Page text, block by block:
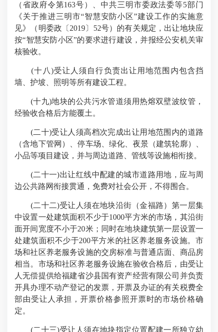
（省政府令第163号）、中共三明市委政法委等5部门
《关于推进三明市“智慧安防小区”建设工作的实施意
见》（明委政〔2019〕52号）的有关规定，出让地块应
按“智慧安防小区”的要求进行建设，并报经公安机关审
核验收。
(十八)受让人须自行负责出让用地范围内包含挡
墙、护坡、照明等所有建设工程。
(十九)地块的公共污水管道须用热熔双壁波纹管，
经验收合格后方能覆土。
(二十)受让人须高档次完成出让用地范围内的道路
（含地下管网）、停车场、绿化、夜景（建筑轮廓）、
小品等项目建设，并与周边道路、管线等设施相衔接。
(二十一)出让红线中配建的城市道路用地，应与周
边公共路网衔接贯通，免费对社会公开，不得围合。
(二十二)受让人须在地块沿街（金福路）第一层集
中设置一处建筑面积不少于1000平方米的市场，其沿街
面开间宽度不小于20米；同时在地块建筑第一层设置一
处建筑面积不少于200平方米的社区养老服务设施。市
场和社区养老服务设施的交房标准与普通店面、商品房
相当。市场和社区养老服务设施在验收合格后，由受让
人无偿提供给福建省沙县国有资产经营有限公司并负责
开具办理不动产登记的发票，开票及办证的有关税费全
部由受让人承担，开票价格参照开票时的市场价格确
定。
(二十三)受让人须在地块指定位置配建一所独立幼